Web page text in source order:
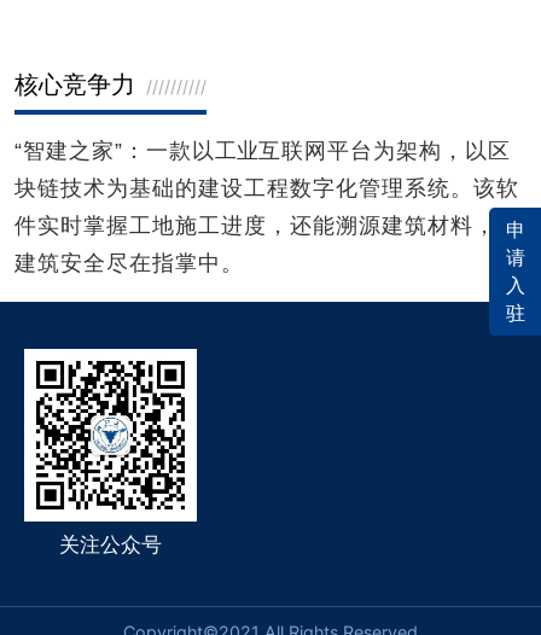
申
请
入
驻
核心竞争力 //////////
“智建之家”：一款 以工业互联网平台为架构，以区
块链技术为基础的建设工程数字化管理系统。该软
件实时掌握工地施工进度，还能溯源建筑材料，让
建筑安全尽在指掌中。
关注公众号